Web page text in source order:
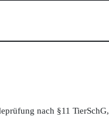
nach §11 TierSchG,